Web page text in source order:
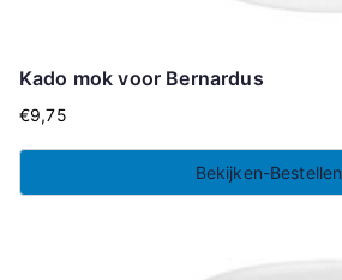
Kado mok voor Bernardus
€9,75
Bekijken-Bestellen